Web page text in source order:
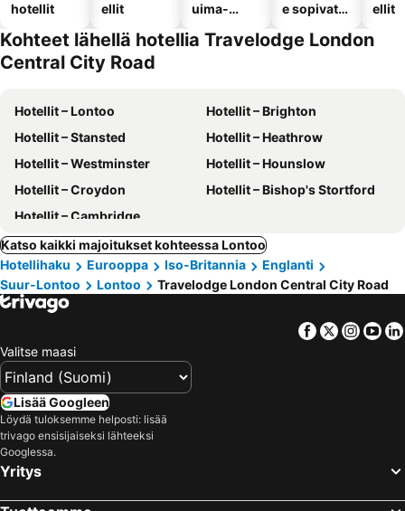
hotellit
ellit
uima-
e sopivat
ellit
Kohteet lähellä hotellia Travelodge London
Central City Road
Hotellit – Lontoo
Hotellit – Brighton
Hotellit – Stansted
Hotellit – Heathrow
Hotellit – Westminster
Hotellit – Hounslow
Hotellit – Croydon
Hotellit – Bishop's Stortford
Hotellit – Cambridge
Katso kaikki majoitukset kohteessa Lontoo
Hotellihaku
Eurooppa Iso-Britannia
Englanti
Suur-Lontoo
Lontoo Travelodge London Central City Road
Facebook
Twitter
Valitse maasi
Lisää Googleen
Löydä tuloksemme helposti: lisää
trivago ensisijaiseksi lähteeksi
Googlessa.
Yritys